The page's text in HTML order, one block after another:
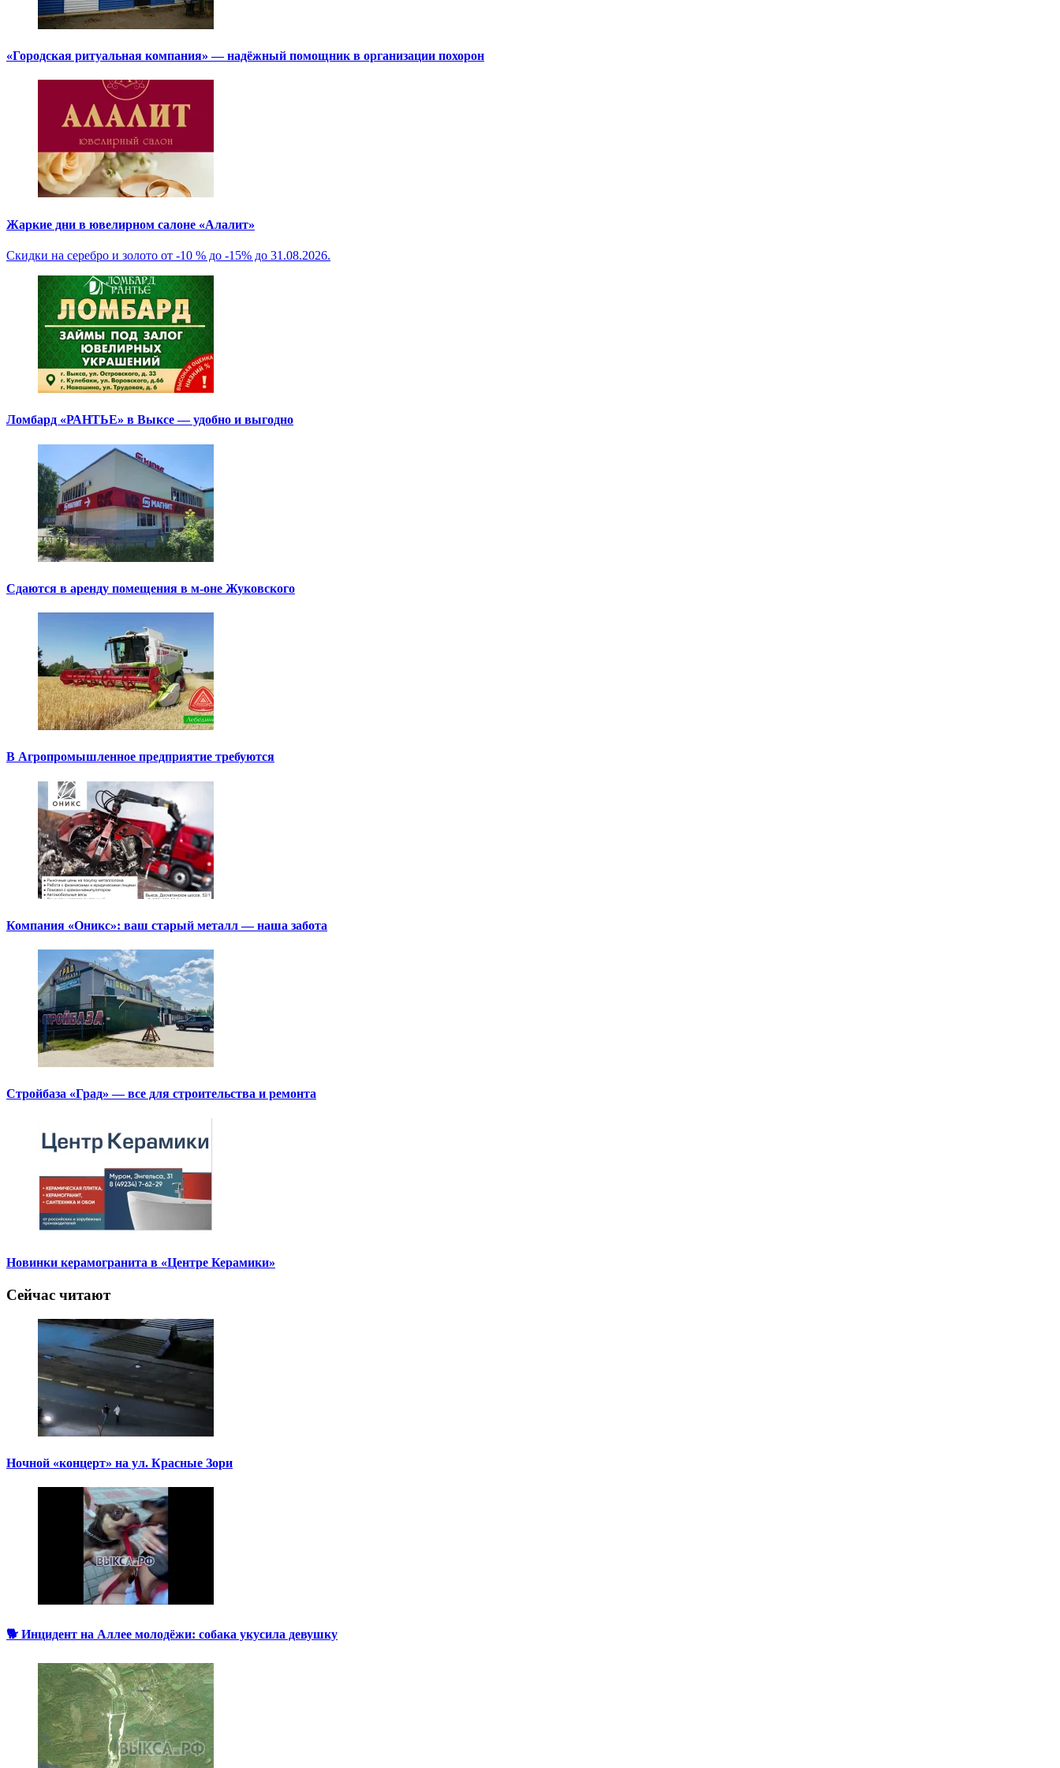
«Городская ритуальная компания» — надёжный помощник в организации похорон
Жаркие дни в ювелирном салоне «Алалит»
Скидки на серебро и золото от -10 % до -15% до 31.08.2026.
Ломбард «РАНТЬЕ» в Выксе — удобно и выгодно
Сдаются в аренду помещения в м-оне Жуковского
В Агропромышленное предприятие требуются
Компания «Оникс»: ваш старый металл — наша забота
Стройбаза «Град» — все для строительства и ремонта
Новинки керамогранита в «Центре Керамики»
Сейчас читают
Ночной «концерт» на ул. Красные Зори
🐕 Инцидент на Аллее молодёжи: собака укусила девушку